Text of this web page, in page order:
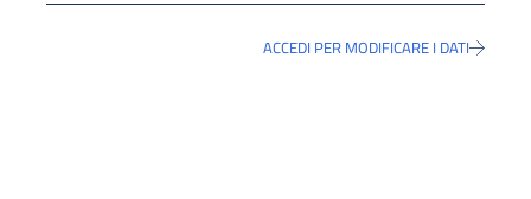
ACCEDI PER MODIFICARE I DATI